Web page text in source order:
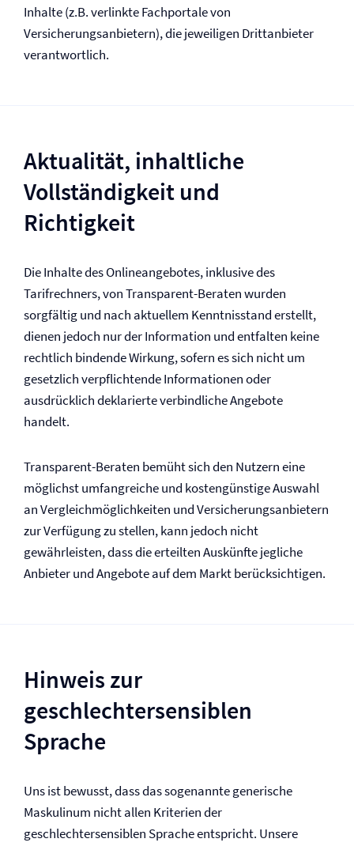
Inhalte (z.B. verlinkte Fachportale von
Versicherungsanbietern), die jeweiligen Drittanbieter
verantwortlich.
Aktualität, inhaltliche
Vollständigkeit und
Richtigkeit
Die Inhalte des Onlineangebotes, inklusive des
Tarifrechners, von Transparent-Beraten wurden
sorgfältig und nach aktuellem Kenntnisstand erstellt,
dienen jedoch nur der Information und entfalten keine
rechtlich bindende Wirkung, sofern es sich nicht um
gesetzlich ver­pflichtende Informationen oder
ausdrücklich deklarierte verbindliche Angebote
handelt.
Transparent-Beraten bemüht sich den Nutzern eine
möglichst umfangreiche und kostengünstige Auswahl
an Vergleichmöglichkeiten und Versicherungsanbietern
zur Verfügung zu stellen, kann jedoch nicht
gewährleisten, dass die erteilten Auskünfte jegliche
Anbieter und Angebote auf dem Markt berücksichtigen.
Hinweis zur
geschlechtersensiblen
Sprache
Uns ist bewusst, dass das sogenannte generische
Maskulinum nicht allen Kriterien der
geschlechtersensiblen Sprache entspricht. Unsere